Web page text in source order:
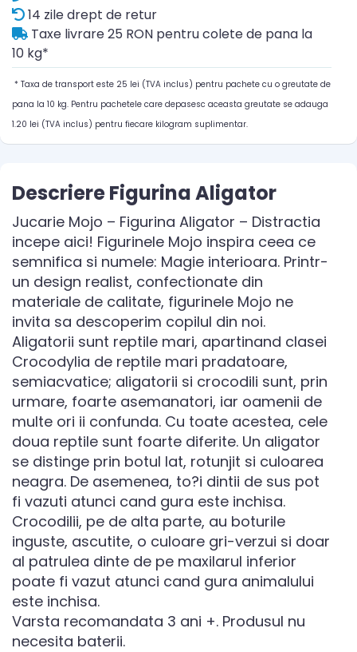
14 zile drept de retur
Taxe livrare 25 RON pentru colete de pana la
10 kg*
* Taxa de transport este 25 lei (TVA inclus) pentru pachete cu o greutate de
pana la 10 kg. Pentru pachetele care depasesc aceasta greutate se adauga
1.20 lei (TVA inclus) pentru fiecare kilogram suplimentar.
Descriere Figurina Aligator
Jucarie Mojo – Figurina Aligator – Distractia
incepe aici! Figurinele Mojo inspira ceea ce
semnifica si numele: Magie interioara. Printr-
un design realist, confectionate din
materiale de calitate, figurinele Mojo ne
invita sa descoperim copilul din noi.
Aligatorii sunt reptile mari, apartinand clasei
Crocodylia de reptile mari pradatoare,
semiacvatice; aligatorii si crocodili sunt, prin
urmare, foarte asemanatori, iar oamenii de
multe ori ii confunda. Cu toate acestea, cele
doua reptile sunt foarte diferite. Un aligator
se distinge prin botul lat, rotunjit si culoarea
neagra. De asemenea, to?i dintii de sus pot
fi vazuti atunci cand gura este inchisa.
Crocodilii, pe de alta parte, au boturile
inguste, ascutite, o culoare gri-verzui si doar
al patrulea dinte de pe maxilarul inferior
poate fi vazut atunci cand gura animalului
este inchisa.
Varsta recomandata 3 ani +. Produsul nu
necesita baterii.